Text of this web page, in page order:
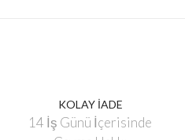
KOLAY İADE
14 İş Günü İçerisinde